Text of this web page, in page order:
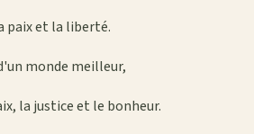
paix et la liberté.
monde meilleur,
la justice et le bonheur.